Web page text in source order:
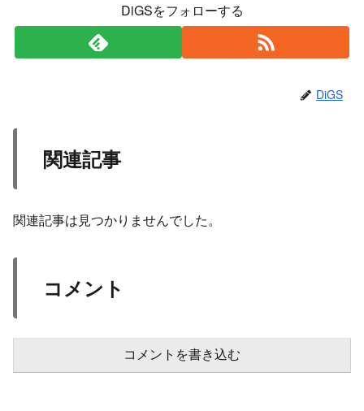
DiGSをフォローする
DiGS
関連記事
関連記事は見つかりませんでした。
コメント
コメントを書き込む